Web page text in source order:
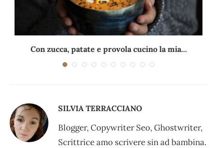
Con zucca, patate e provola cucino la mia...
SILVIA TERRACCIANO
Blogger, Copywriter Seo, Ghostwriter,
Scrittrice amo scrivere sin ad bambina.